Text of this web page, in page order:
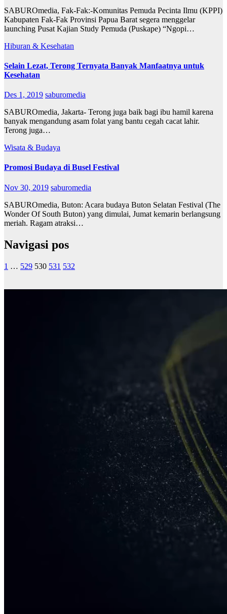
SABUROmedia, Fak-Fak:-Komunitas Pemuda Pecinta Ilmu (KPPI)
Kabupaten Fak-Fak Provinsi Papua Barat segera menggelar
launching Pusat Kajian Study Pemuda (Puskape) “Ngopi…
Hiburan & Kesehatan
Selain Lezat, Terong Ternyata Banyak Manfaatnya untuk
Kesehatan
Des 1, 2019 saburomedia
SABUROmedia, Jakarta- Terong juga baik bagi ibu hamil karena
banyak mengandung asam folat yang bantu cegah cacat lahir.
Terong juga…
Wisata & Budaya
Promosi Budaya di Busel Festival
Nov 30, 2019 saburomedia
SABUROmedia, Buton: Acara budaya Buton Selatan Festival (The
Wonder Of South Buton) yang dimulai, Jumat kemarin berlangsung
meriah. Ragam atraksi…
Navigasi pos
1 … 529 530 531 532